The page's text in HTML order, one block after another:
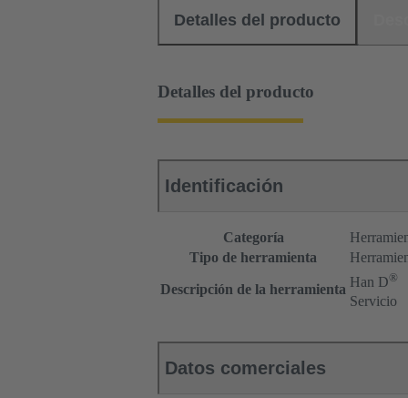
Detalles del producto
Detalles del producto
Identificación
Categoría
Tipo de herramienta
Descripción de la herramienta
Han D®
Servicio
Datos comerciales